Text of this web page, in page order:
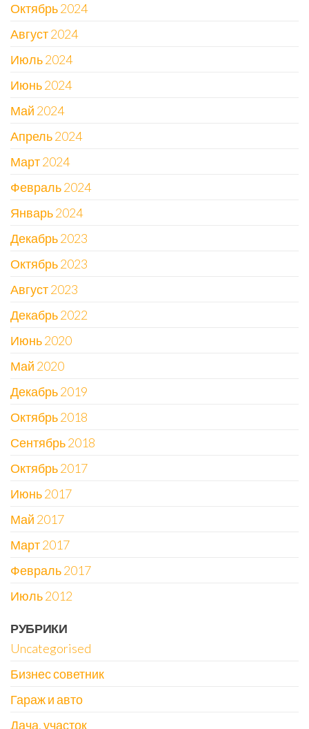
Октябрь 2024
Август 2024
Июль 2024
Июнь 2024
Май 2024
Апрель 2024
Март 2024
Февраль 2024
Январь 2024
Декабрь 2023
Октябрь 2023
Август 2023
Декабрь 2022
Июнь 2020
Май 2020
Декабрь 2019
Октябрь 2018
Сентябрь 2018
Октябрь 2017
Июнь 2017
Май 2017
Март 2017
Февраль 2017
Июль 2012
РУБРИКИ
Uncategorised
Бизнес советник
Гараж и авто
Дача, участок